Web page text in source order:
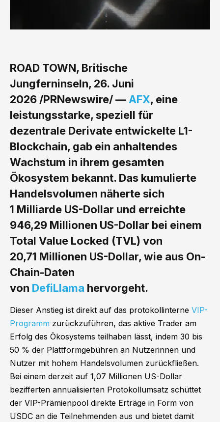
ROAD TOWN, Britische
Jungferninseln, 26. Juni
2026 /PRNewswire/ — AFX, eine
leistungsstarke, speziell für
dezentrale Derivate entwickelte L1-
Blockchain, gab ein anhaltendes
Wachstum in ihrem gesamten
Ökosystem bekannt. Das kumulierte
Handelsvolumen näherte sich
1 Milliarde US-Dollar und erreichte
946,29 Millionen US-Dollar bei einem
Total Value Locked (TVL) von
20,71 Millionen US-Dollar, wie aus On-
Chain-Daten
von DefiLlama hervorgeht.
Dieser Anstieg ist direkt auf das protokollinterne VIP-
Programm zurückzuführen, das aktive Trader am
Erfolg des Ökosystems teilhaben lässt, indem 30 bis
50 % der Plattformgebühren an Nutzerinnen und
Nutzer mit hohem Handelsvolumen zurückfließen.
Bei einem derzeit auf 1,07 Millionen US-Dollar
bezifferten annualisierten Protokollumsatz schüttet
der VIP-Prämienpool direkte Erträge in Form von
USDC an die Teilnehmenden aus und bietet damit